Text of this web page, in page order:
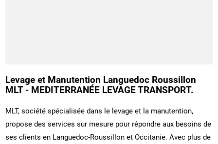
Levage et Manutention Languedoc Roussillon
MLT - MEDITERRANÉE LEVAGE TRANSPORT.
MLT, société spécialisée dans le levage et la manutention,
propose des services sur mesure pour répondre aux besoins de
ses clients en Languedoc-Roussillon et Occitanie. Avec plus de